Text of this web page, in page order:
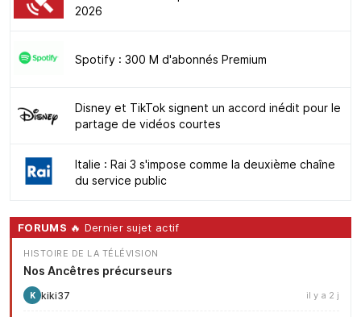
2026
Spotify : 300 M d'abonnés Premium
Disney et TikTok signent un accord inédit pour le
partage de vidéos courtes
Italie : Rai 3 s'impose comme la deuxième chaîne
du service public
FORUMS 🔥 Dernier sujet actif
HISTOIRE DE LA TÉLÉVISION
Nos Ancêtres précurseurs
K kiki37 il y a 2 j